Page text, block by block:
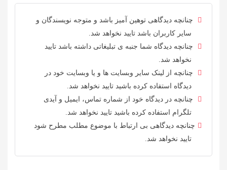
چنانچه دیدگاهی توهین آمیز باشد و متوجه نویسندگان و
سایر کاربران باشد تایید نخواهد شد.
چنانچه دیدگاه شما جنبه ی تبلیغاتی داشته باشد تایید
نخواهد شد.
چنانچه از لینک سایر وبسایت ها و یا وبسایت خود در
دیدگاه استفاده کرده باشید تایید نخواهد شد.
چنانچه در دیدگاه خود از شماره تماس، ایمیل و آیدی
تلگرام استفاده کرده باشید تایید نخواهد شد.
چنانچه دیدگاهی بی ارتباط با موضوع مطلب مطرح شود
تایید نخواهد شد.